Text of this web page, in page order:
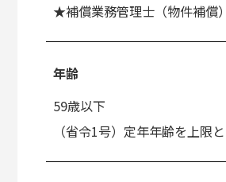
★補償業務管理士（物件補償）
年齢
59歳以下
（省令1号）定年年齢を上限